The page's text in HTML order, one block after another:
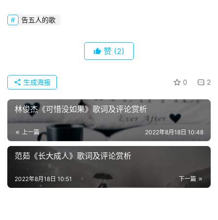
页
好
词
好
告五人的歌
赞 (2)
0 2
生成海报
林俊杰《可惜没如果》歌词及评论赏析
上一篇 2022年8月18日 10:48
范茹《长大成人》歌词及评论赏析
下一篇
2022年8月18日 10:51